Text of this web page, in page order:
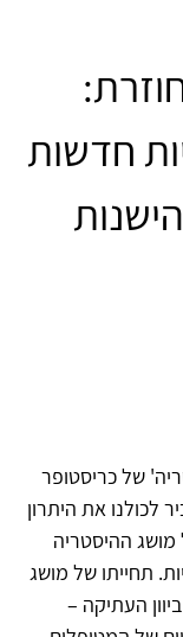
חדשות
של כריסטופר
לכולנו את היתרון
מושג ההיסטריה
תחייתו של מושג
העתיקה –